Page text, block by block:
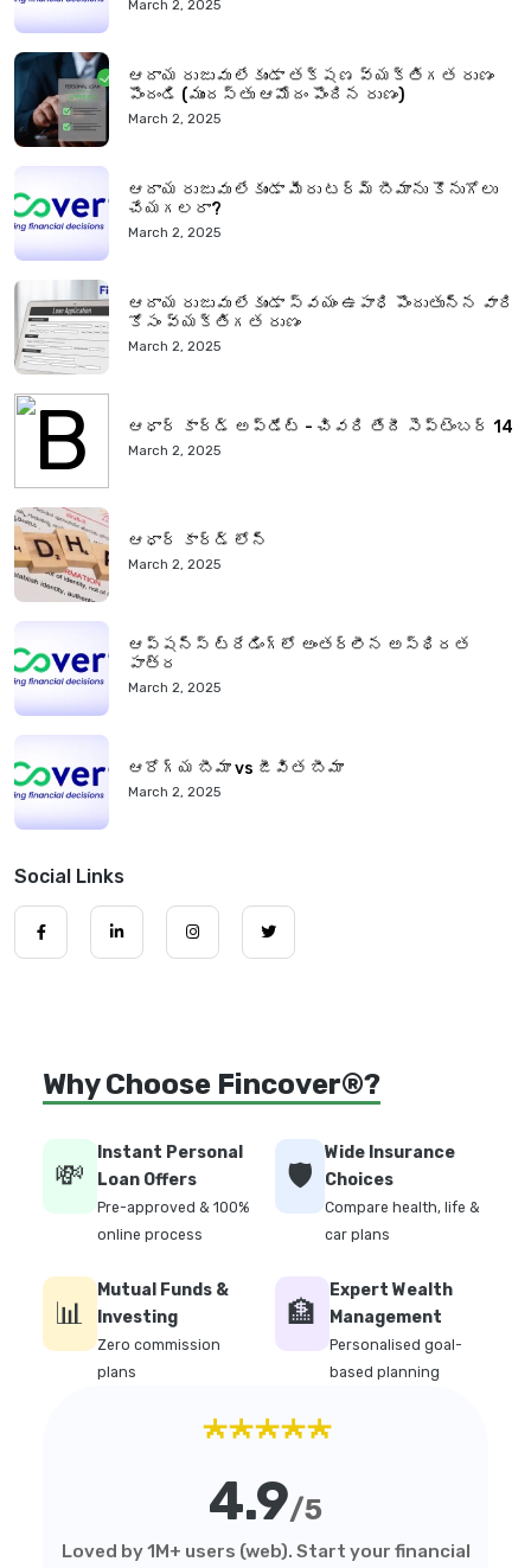
March 2, 2025
ఆదాయ రుజువు లేకుండా తక్షణ వ్యక్తిగత రుణం
పొందండి (ముందస్తు ఆమోదం పొందిన రుణం)
March 2, 2025
ఆదాయ రుజువు లేకుండా మీరు టర్మ్ బీమాను కొనుగోలు
చేయగలరా?
March 2, 2025
ఆదాయ రుజువు లేకుండా స్వయం ఉపాధి పొందుతున్న వారి
కోసం వ్యక్తిగత రుణం
March 2, 2025
ఆధార్ కార్డ్ అప్‌డేట్ - చివరి తేదీ సెప్టెంబర్ 14
March 2, 2025
ఆధార్ కార్డ్ లోన్
March 2, 2025
ఆప్షన్స్ ట్రేడింగ్‌లో అంతర్లీన అస్థిరత
పాత్ర
March 2, 2025
ఆరోగ్య బీమా vs జీవిత బీమా
March 2, 2025
Social Links
Why Choose Fincover®?
💸
Instant Personal
Loan Offers
Pre-approved & 100%
online process
🛡️
Wide Insurance
Choices
Compare health, life &
car plans
📊
Mutual Funds &
Investing
Zero commission
plans
🏦
Expert Wealth
Management
Personalised goal-
based planning
★★★★★
4.9/5
Loved by 1M+ users (web). Start your financial